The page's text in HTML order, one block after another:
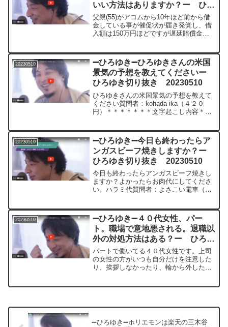
いい方法はありますか？ー ひろ
ゆき切り抜き 20230510
父親(55)がアコムから10年ほど前から借
金している事が催促状が届き発覚し、借
入額は150万円ほどですが遅延賠償金等
い方法はありますでしょうか。やはり毎
月支払うし...
20230510
➖ひろゆき➖ひろゆきさんの米国
景気の予想を教えてくださいー
ひろゆき切り抜き 20230510
ひろゆきさんの米国景気の予想を教えて
ください質問者：kohada ika（４２０
円）＊＊＊＊＊＊＊文字起こし内容＊＊
ると思うので話半分で聞いてもらいたい
んですけどそ...
20230510
➖ひろゆき➖今日も終わったらア
ンガスビーフ焼きしますか？ー
ひろゆき切り抜き 20230510
今日も終わったらアンガスビーフ焼きし
ますか？よかったらお肉代にしてくださ
い。ハラミ代質問者：よさこい電車（２
ったらお肉代わりにしてください今日は
パスタだと思いますなぜな...
20230510
➖ひろゆき➖４０代女性、パー
ト。職場で意地悪される。退職以
外の対処方法はある？ー ひろゆ
き切り抜き 20230510
パートで働いてる４０代女性です。上司
の女性の方がいつも自分だけを注意した
り、挨拶しなかったり、輪から外したり
➖ひろゆき➖ホリエモンは楽天の三木谷